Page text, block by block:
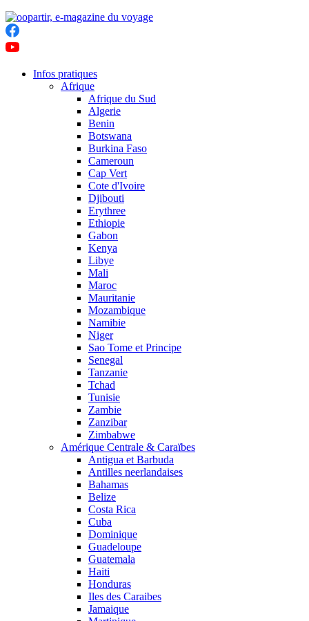
Infos pratiques
Afrique
Afrique du Sud
Algerie
Benin
Botswana
Burkina Faso
Cameroun
Cap Vert
Cote d'Ivoire
Djibouti
Erythree
Ethiopie
Gabon
Kenya
Libye
Mali
Maroc
Mauritanie
Mozambique
Namibie
Niger
Sao Tome et Principe
Senegal
Tanzanie
Tchad
Tunisie
Zambie
Zanzibar
Zimbabwe
Amérique Centrale & Caraïbes
Antigua et Barbuda
Antilles neerlandaises
Bahamas
Belize
Costa Rica
Cuba
Dominique
Guadeloupe
Guatemala
Haiti
Honduras
Iles des Caraibes
Jamaique